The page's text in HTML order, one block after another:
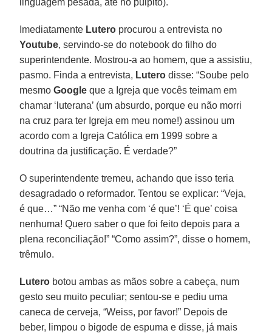
Imediatamente Lutero procurou a entrevista no
Youtube, servindo-se do notebook do filho do
superintendente. Mostrou-a ao homem, que a assistiu,
pasmo. Finda a entrevista, Lutero disse: “Soube pelo
mesmoGoogle que a Igreja que vocês teimam em
chamar ‘luterana’ (um absurdo, porque eu não morri
na cruz para ter Igreja em meu nome!) assinou um
acordo com a Igreja Católica em 1999 sobre a
doutrina da justificação. É verdade?”
O superintendente tremeu, achando que isso teria
desagradado o reformador. Tentou se explicar: “Veja,
é que…” “Não me venha com ‘é que’! ‘É que’ coisa
nenhuma! Quero saber o que foi feito depois para a
plena reconciliação!” “Como assim?”, disse o homem,
trêmulo.
Lutero botou ambas as mãos sobre a cabeça, num
gesto seu muito peculiar; sentou-se e pediu uma
caneca de cerveja, “Weiss, por favor!” Depois de
beber, limpou o bigode de espuma e disse, já mais